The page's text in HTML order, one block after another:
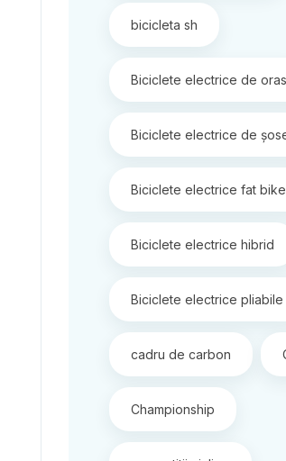
bicicleta sh
Biciclete electrice de oras
Biciclete electrice de
Biciclete electrice fat bike
Biciclete electrice hibrid
Biciclete electrice pliabile
cadru de carbon
Championship